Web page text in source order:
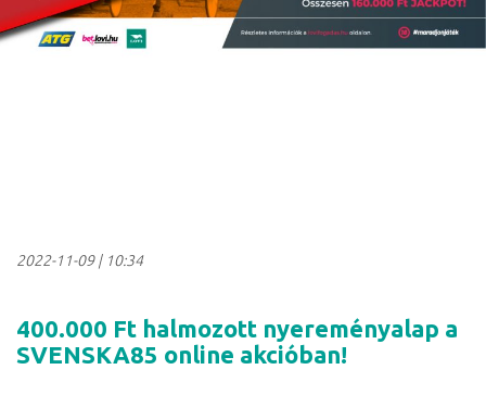
2022-11-09| 10:34
400.000 Ft halmozott nyereményalap a
SVENSKA85 online akcióban!